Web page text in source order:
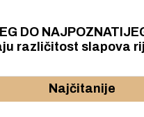
DO
različitost slapova
Najčitanije